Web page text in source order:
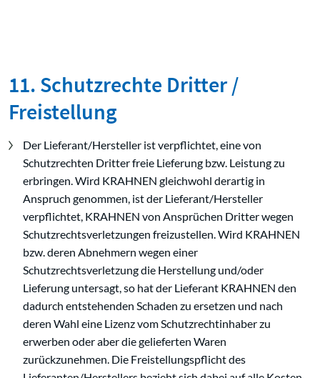
11. Schutzrechte Dritter /
Freistellung
Der Lieferant/Hersteller ist verpflichtet, eine von
Schutzrechten Dritter freie Lieferung bzw. Leistung zu
erbringen. Wird KRAHNEN gleichwohl derartig in
Anspruch genommen, ist der Lieferant/Hersteller
verpflichtet, KRAHNEN von Ansprüchen Dritter wegen
Schutzrechtsverletzungen freizustellen. Wird KRAHNEN
bzw. deren Abnehmern wegen einer
Schutzrechtsverletzung die Herstellung und/oder
Lieferung untersagt, so hat der Lieferant KRAHNEN den
dadurch entstehenden Schaden zu ersetzen und nach
deren Wahl eine Lizenz vom Schutzrechtinhaber zu
erwerben oder aber die gelieferten Waren
zurückzunehmen. Die Freistellungspflicht des